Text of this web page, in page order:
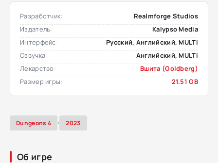
Разработчик:
Realmforge Studios
Издатель:
Kalypso Media
Интерфейс:
Русский, Английский, MULTi
Озвучка:
Английский, MULTi
Лекарство:
Вшита (Goldberg)
Размер игры:
21.51 GB
Dungeons 4 , 2023
Об игре